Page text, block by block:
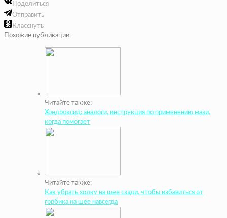
Поделиться
Отправить
Класснуть
Похожие публикации
Читайте также:
Хондроксид: аналоги, инструкция по применению мази,
когда помогает
Читайте также:
Как убрать холку на шее сзади, чтобы избавиться от
горбика на шее навсегда